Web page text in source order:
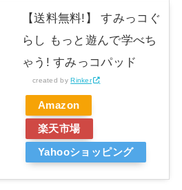
【送料無料!】 すみっコぐ
らし もっと遊んで学べち
ゃう! すみっコパッド
created by Rinker
Amazon
楽天市場
Yahooショッピング